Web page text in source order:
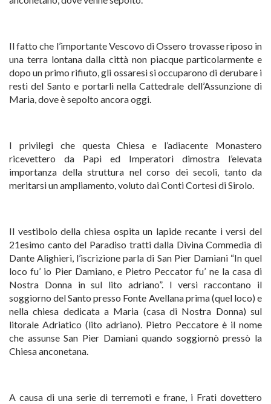
Il fatto che l’importante Vescovo di Ossero trovasse riposo in
una terra lontana dalla città non piacque particolarmente e
dopo un primo rifiuto, gli ossaresi si occuparono di derubare i
resti del Santo e portarli nella Cattedrale dell’Assunzione di
Maria, dove è sepolto ancora oggi.
I privilegi che questa Chiesa e l’adiacente Monastero
ricevettero da Papi ed Imperatori dimostra l’elevata
importanza della struttura nel corso dei secoli, tanto da
meritarsi un ampliamento, voluto dai Conti Cortesi di Sirolo.
Il vestibolo della chiesa ospita un lapide recante i versi del
21esimo canto del Paradiso tratti dalla Divina Commedia di
Dante Alighieri, l’iscrizione parla di San Pier Damiani “In quel
loco fu’ io Pier Damiano, e Pietro Peccator fu’ ne la casa di
Nostra Donna in sul lito adriano”. I versi raccontano il
soggiorno del Santo presso Fonte Avellana prima (quel loco) e
nella chiesa dedicata a Maria (casa di Nostra Donna) sul
litorale Adriatico (lito adriano). Pietro Peccatore è il nome
che assunse San Pier Damiani quando soggiornò pressò la
Chiesa anconetana.
A causa di una serie di terremoti e frane, i Frati dovettero